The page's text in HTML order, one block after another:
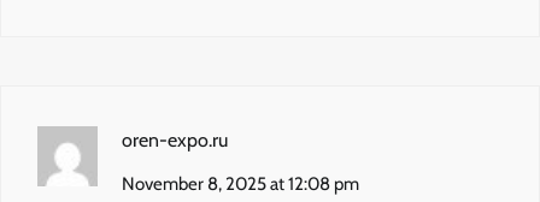
oren-expo.ru
November 8, 2025 at 12:08 pm